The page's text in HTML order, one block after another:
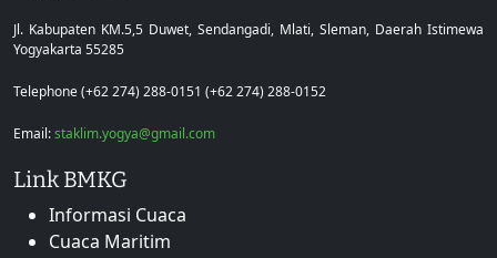
Jl. Kabupaten KM.5,5 Duwet, Sendangadi, Mlati, Sleman, Daerah Istimewa
Yogyakarta 55285
Telephone (+62 274) 288-0151 (+62 274) 288-0152
Email:staklim.yogya@gmail.com
Link BMKG
Informasi Cuaca
Cuaca Maritim